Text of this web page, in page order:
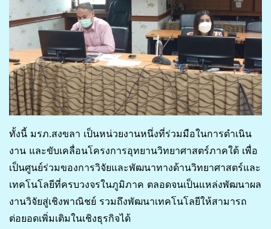
ทั้งนี้ มรภ.สงขลา เป็นหน่วยงานหนึ่งที่ร่วมมือในการดำเนิน
งาน และขับเคลื่อนโครงการอุทยานวิทยาศาสตร์ภาคใต้ เพื่อ
เป็นศูนย์ร่วมของการวิจัยและพัฒนาทางด้านวิทยาศาสตร์และ
เทคโนโลยีที่ครบวงจรในภูมิภาค ตลอดจนเป็นแหล่งพัฒนาผล
งานวิจัยสู่เชิงพาณิชย์ รวมถึงพัฒนาเทคโนโลยีให้สามารถ
ต่อยอดเพิ่มเติมในเชิงธุรกิจได้